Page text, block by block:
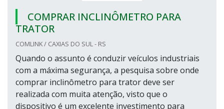
COMPRAR INCLINÔMETRO PARA
TRATOR
COMLINK / CAXIAS DO SUL - RS
Quando o assunto é conduzir veículos industriais
com a máxima segurança, a pesquisa sobre onde
comprar inclinômetro para trator deve ser
realizada com muita atenção, visto que o
dispositivo é um excelente investimento para